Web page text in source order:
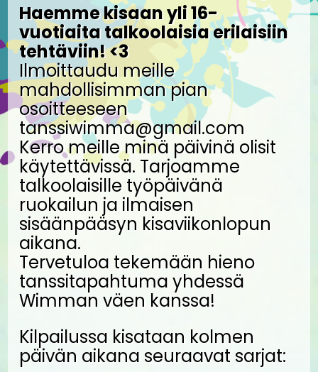
Haemme kisaan yli 16-
vuotiaita talkoolaisia erilaisiin
tehtäviin! <3
Ilmoittaudu meille
mahdollisimman pian
osoitteeseen
tanssiwimma@gmail.com
Kerro meille minä päivinä olisit
käytettävissä. Tarjoamme
talkoolaisille työpäivänä
ruokailun ja ilmaisen
sisäänpääsyn kisaviikonlopun
aikana.
Tervetuloa tekemään hieno
tanssitapahtuma yhdessä
Wimman väen kanssa!
Kilpailussa kisataan kolmen
päivän aikana seuraavat sarjat: